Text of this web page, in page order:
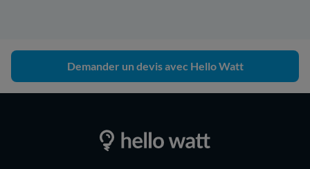
Demander un devis avec Hello Watt